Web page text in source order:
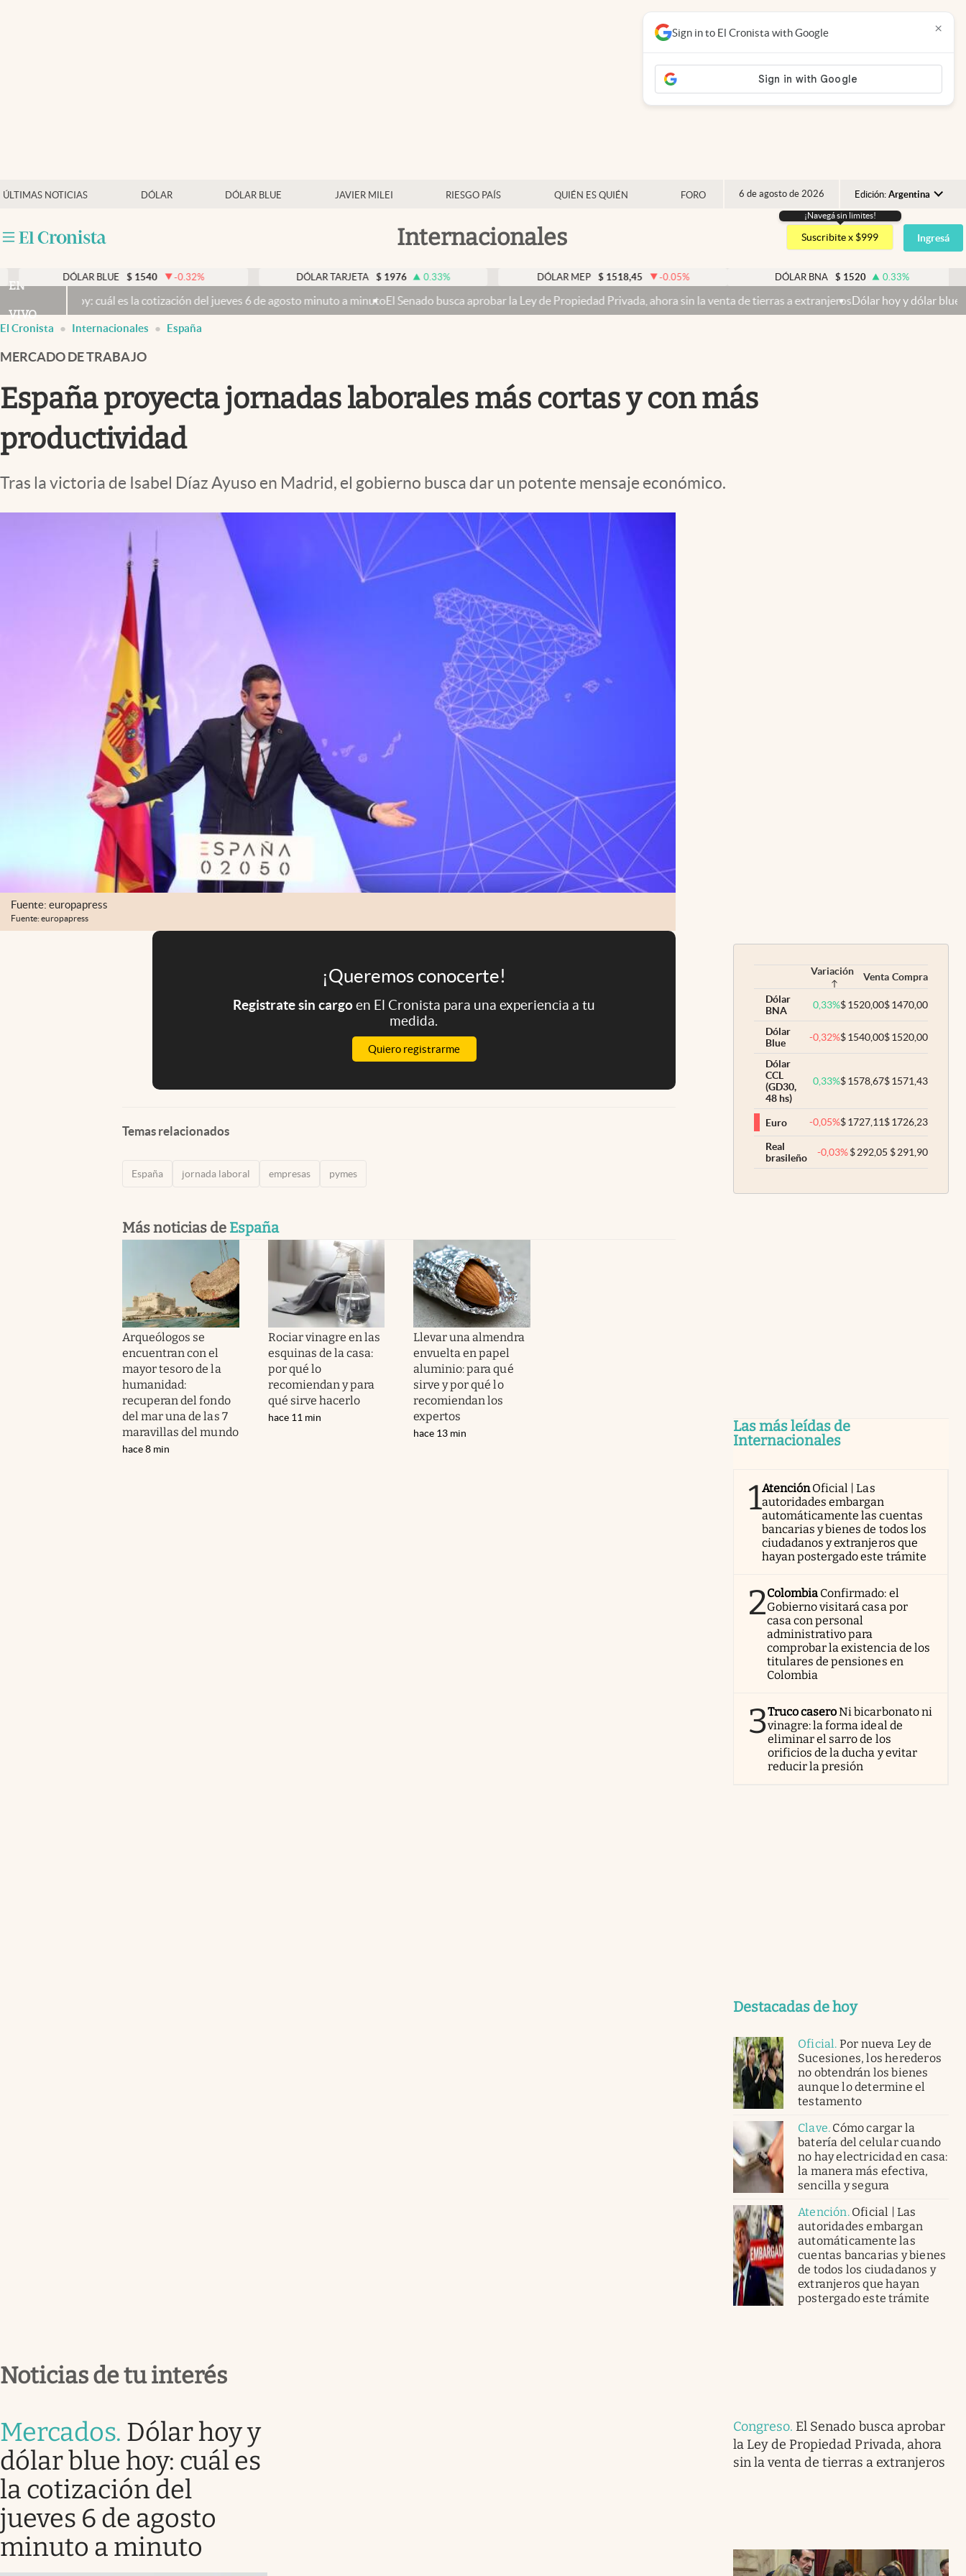
ÚLTIMAS NOTICIAS DÓLAR DÓLAR BLUE JAVIER MILEI RIESGO PAÍS QUIÉN ES QUIÉN FORO 6 de agosto de 2026 Edición: Argentina
Argentina
España
USA
Colombia
Internacionales
Mercados Online
Otras secciones
Infotechnology
Clase
Clima
Mundial 2026
Eventos Corporativos
¡Navegá sin limites!
Suscribite x $999 Ingresá
DÓLAR BLUE $ 1540 -0.32% DÓLAR TARJETA $ 1976 0.33% DÓLAR MEP $ 1518,45 -0.05% $ 1520 0.33%
EN
VIVO
cuál es la cotización del jueves 6 de agosto minuto a minutoEl Senado busca aprobar la Ley de Propiedad Privada, ahora sin la venta de tierras a extranjerosDólar hoy y dólar blue hoy: cuál es la
Sign in to El Cronista with Google ×
El Cronista Internacionales España
MERCADO DE TRABAJO
España proyecta jornadas laborales más cortas y con más
productividad
Tras la victoria de Isabel Díaz Ayuso en Madrid, el gobierno busca dar un potente mensaje económico.
Fuente: europapress
Fuente: europapress
¡Queremos conocerte!
Registrate sin cargoen El Cronista para una experiencia a tu
medida.
Quiero registrarme
Temas relacionados
España jornada laboral empresas pymes
Más noticias de España
Arqueólogos se
encuentran con el
mayor tesoro de la
humanidad:
recuperan del fondo
del mar una de las 7
maravillas del mundo
hace 8 min
Rociar vinagre en las
esquinas de la casa:
por qué lo
recomiendan y para
qué sirve hacerlo
hace 11 min
Llevar una almendra
envuelta en papel
aluminio: para qué
sirve y por qué lo
recomiendan los
expertos
hace 13 min
Variación Venta Compra
Dólar
BNA
0,33%$1520,00$1470,00
Dólar
Blue
-0,32%$1540,00$1520,00
Dólar
CCL
(GD30,
48 hs)
0,33%$1578,67$1571,43
Euro -0,05%$1727,11$1726,23
Real
brasileño
-0,03% $292,05 $291,90
Las más leídas de
Internacionales
1AtenciónOficial | Las
autoridades embargan
automáticamente las cuentas
bancarias y bienes de todos los
ciudadanos y extranjeros que
hayan postergado este trámite
2Colombia Confirmado: el
Gobierno visitará casa por
casa con personal
administrativo para
comprobar la existencia de los
titulares de pensiones en
Colombia
3Truco caseroNi bicarbonato ni
vinagre: la forma ideal de
eliminar el sarro de los
orificios de la ducha y evitar
reducir la presión
Destacadas de hoy
Oficial. Por nueva Ley de
Sucesiones, los herederos
no obtendrán los bienes
aunque lo determine el
testamento
Clave. Cómo cargar la
batería del celular cuando
no hay electricidad en casa:
la manera más efectiva,
sencilla y segura
Atención. Oficial | Las
autoridades embargan
automáticamente las
cuentas bancarias y bienes
de todos los ciudadanos y
extranjeros que hayan
postergado este trámite
Noticias de tu interés
Mercados. Dólar hoy y
dólar blue hoy: cuál es
la cotización del
jueves 6 de agosto
minuto a minuto
Congreso. El Senado busca aprobar
la Ley de Propiedad Privada, ahora
sin la venta de tierras a extranjeros